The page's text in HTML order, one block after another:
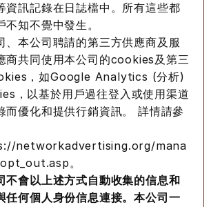
資訊記錄在日誌檔中。所有這些都
不知不覺中發生。
、本公司聘請的第三方供應商及服
商共同使用本公司的cookies及第三
，如Google Analytics (分析)
，以基於用戶過往登入或使用渠道
而優化和提供行銷資訊。 詳情請參
networkadvertising.org/mana
。
不會以上述方式自動收集的信息和
任何個人身份信息連接。本公司一